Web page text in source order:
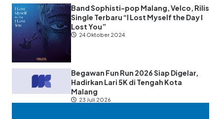
Band Sophisti-pop Malang, Velco, Rilis
Single Terbaru “I Lost Myself the Day I
Lost You”
24 Oktober 2024
Begawan Fun Run 2026 Siap Digelar,
Hadirkan Lari 5K di Tengah Kota
Malang
23 Juli 2026